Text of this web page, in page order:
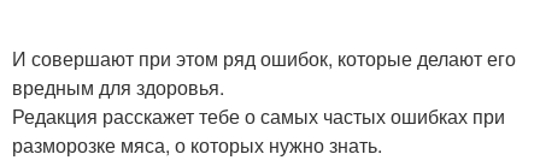
И совершают при этом ряд ошибок, которые делают его
вредным для здоровья.
Редакция расскажет тебе о самых частых ошибках при
разморозке мяса, о которых нужно знать.